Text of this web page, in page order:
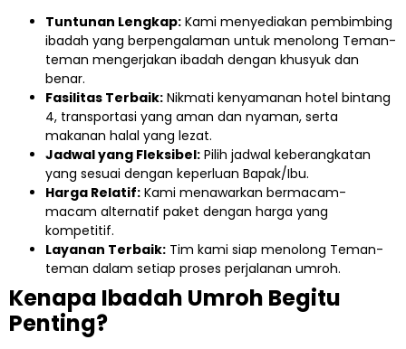
Tuntunan Lengkap: Kami menyediakan pembimbing
ibadah yang berpengalaman untuk menolong Teman-
teman mengerjakan ibadah dengan khusyuk dan
benar.
Fasilitas Terbaik: Nikmati kenyamanan hotel bintang
4, transportasi yang aman dan nyaman, serta
makanan halal yang lezat.
Jadwal yang Fleksibel: Pilih jadwal keberangkatan
yang sesuai dengan keperluan Bapak/Ibu.
Harga Relatif: Kami menawarkan bermacam-
macam alternatif paket dengan harga yang
kompetitif.
Layanan Terbaik: Tim kami siap menolong Teman-
teman dalam setiap proses perjalanan umroh.
Kenapa Ibadah Umroh Begitu
Penting?